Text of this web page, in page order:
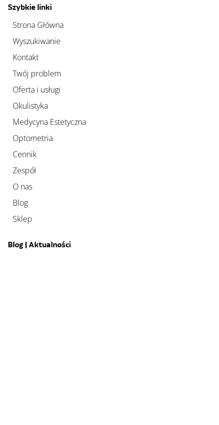
Szybkie linki
Strona Główna
Wyszukiwanie
Kontakt
Twój problem
Oferta i usługi
Okulistyka
Medycyna Estetyczna
Optometria
Cennik
Zespół
O nas
Blog
Sklep
Blog | Aktualności